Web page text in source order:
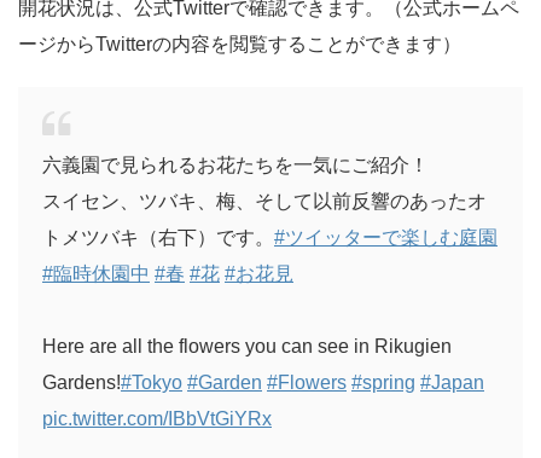
開花状況は、公式Twitterで確認できます。（公式ホームペ
ージからTwitterの内容を閲覧することができます）
六義園で見られるお花たちを一気にご紹介！
スイセン、ツバキ、梅、そして以前反響のあったオ
トメツバキ（右下）です。 #ツイッターで楽しむ庭園
#臨時休園中 #春 #花 #お花見
Here are all the flowers you can see in Rikugien
Gardens!#Tokyo #Garden #Flowers #spring #Japan
pic.twitter.com/IBbVtGiYRx